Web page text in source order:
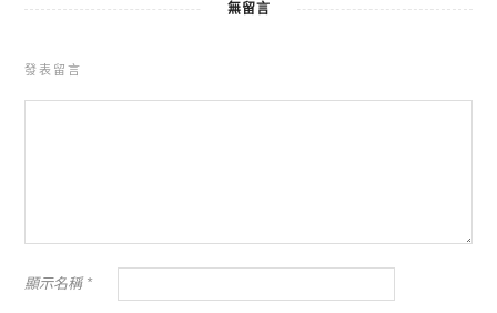
無留言
發表留言
顯示名稱 *